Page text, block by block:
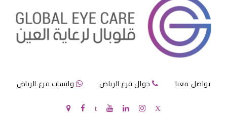
مرض الماء الازرق بالعين
تواصل معنا جوال فرع الرياض واتساب فرع الرياض